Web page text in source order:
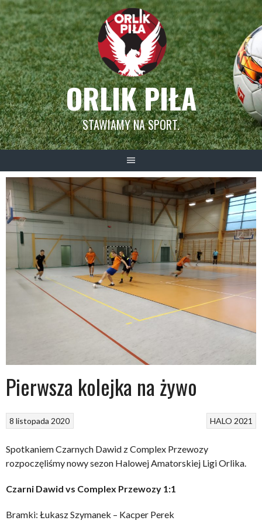
Skip
to
content
ORLIK PIŁA
STAWIAMY NA SPORT.
Pierwsza kolejka na żywo
HALO 2021
8 listopada 2020
Spotkaniem Czarnych Dawid z Complex Przewozy
rozpoczęliśmy nowy sezon Halowej Amatorskiej Ligi Orlika.
Czarni Dawid vs Complex Przewozy 1:1
Bramki: Łukasz Szymanek – Kacper Perek